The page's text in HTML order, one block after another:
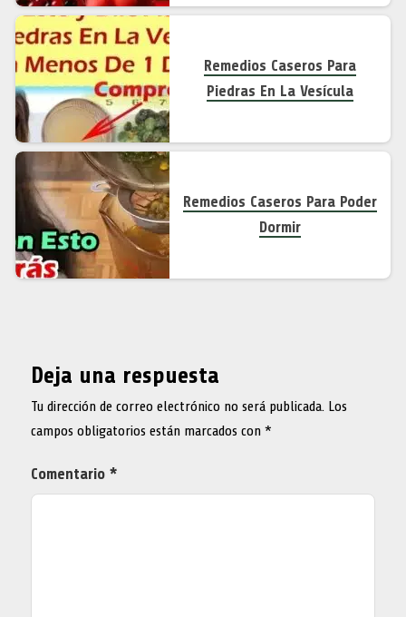
Remedios Caseros Para
Piedras En La Vesícula
Remedios Caseros Para Poder
Dormir
Deja una respuesta
Tu dirección de correo electrónico no será publicada. Los
campos obligatorios están marcados con *
Comentario *